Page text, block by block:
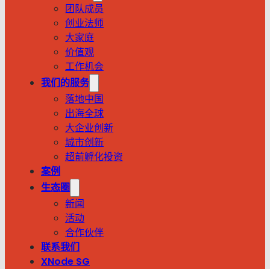
团队成员
创业法师
大家庭
价值观
工作机会
我们的服务
落地中国
出海全球
大企业创新
城市创新
超前孵化投资
案例
生态圈
新闻
活动
合作伙伴
联系我们
XNode SG